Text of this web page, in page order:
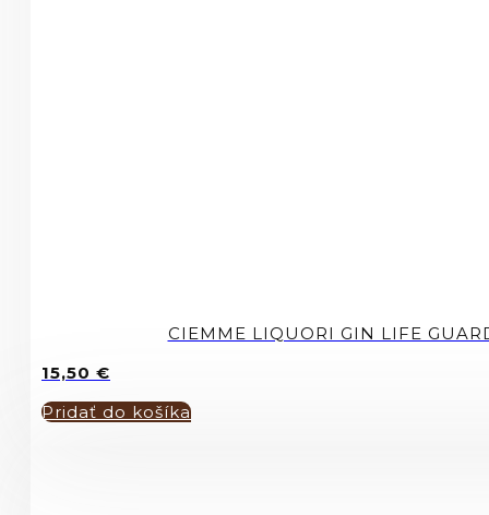
CIEMME LIQUORI GIN LIFE
15,50 €
Pridať do košíka